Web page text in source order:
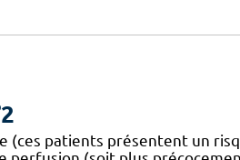
(ces patients présentent un